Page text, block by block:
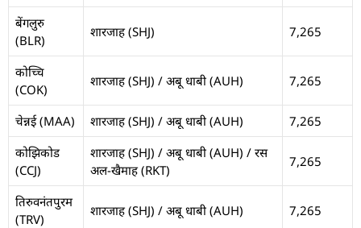
बेंगलुरु
(BLR)
शारजाह (SHJ) 7,265
कोच्चि
(COK)
शारजाह (SHJ) / अबू धाबी (AUH) 7,265
चेन्नई (MAA) शारजाह (SHJ) / अबू धाबी (AUH)
7,265
कोझिकोड
(CCJ)
शारजाह (SHJ) / अबू धाबी (AUH) / रस
अल-खैमाह (RKT)
7,265
तिरुवनंतपुरम
(TRV)
शारजाह (SHJ) / अबू धाबी (AUH) 7,265